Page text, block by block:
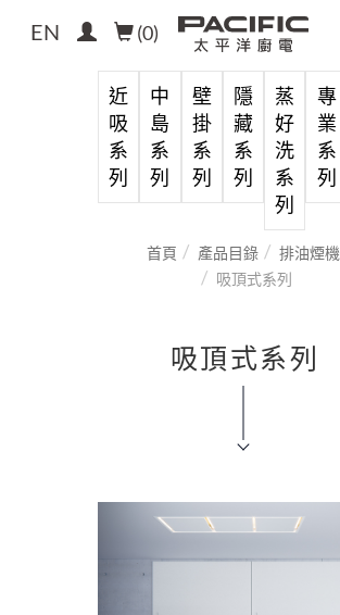
(0)
EN
近
吸
系
列
中
島
系
列
壁
掛
系
列
隱
藏
系
列
蒸
好
洗
系
列
專
業
系
列
首頁 產品目錄
排油煙機
吸頂式系列
吸頂式系列